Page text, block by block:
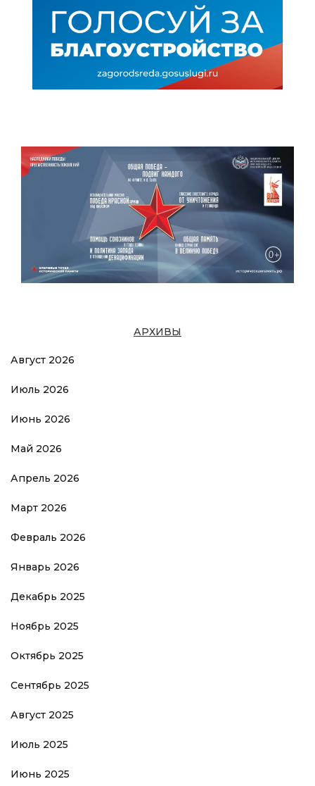
АРХИВЫ
Август 2026
Июль 2026
Июнь 2026
Май 2026
Апрель 2026
Март 2026
Февраль 2026
Январь 2026
Декабрь 2025
Ноябрь 2025
Октябрь 2025
Сентябрь 2025
Август 2025
Июль 2025
Июнь 2025